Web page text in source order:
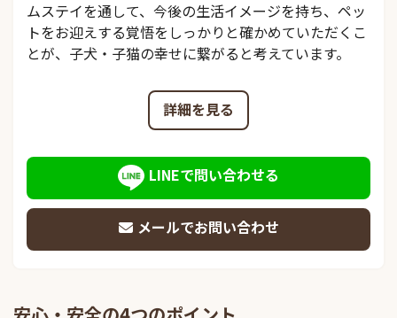
ムステイを通して、今後の生活イメージを持ち、ペッ
トをお迎えする覚悟をしっかりと確かめていただくこ
とが、子犬・子猫の幸せに繋がると考えています。
詳細を見る
LINEで問い合わせる
メールでお問い合わせ